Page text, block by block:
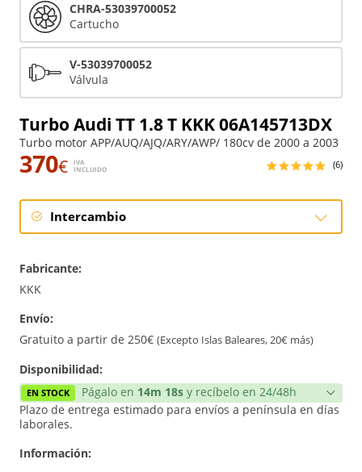
Turbo Audi TT 1.8 T KKK 06A145713DX
Turbo motor APP/AUQ/AJQ/ARY/AWP/ 180cv de 2000 a 2003
370€
IVA
INCLUIDO
(6)
Intercambio
Fabricante:
KKK
Envío:
Gratuito a partir de 250€ (Excepto Islas Baleares, 20€ más)
Disponibilidad:
EN STOCK Págalo en 14m 17s y recíbelo en 24/48h
Plazo de entrega estimado para envíos a península en días
laborales.
Información:
CHRA-53039700052
Cartucho
V-53039700052
Válvula